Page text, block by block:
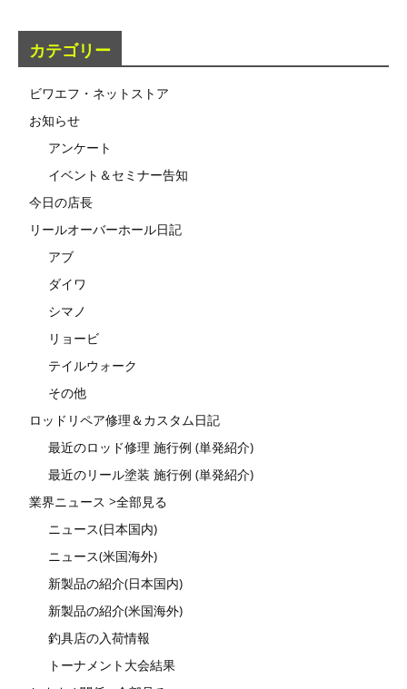
カテゴリー
ビワエフ・ネットストア
お知らせ
アンケート
イベント＆セミナー告知
今日の店長
リールオーバーホール日記
アブ
ダイワ
シマノ
リョービ
テイルウォーク
その他
ロッドリペア修理＆カスタム日記
最近のロッド修理 施行例 (単発紹介)
最近のリール塗装 施行例 (単発紹介)
業界ニュース >全部見る
ニュース(日本国内)
ニュース(米国海外)
新製品の紹介(日本国内)
新製品の紹介(米国海外)
釣具店の入荷情報
トーナメント大会結果